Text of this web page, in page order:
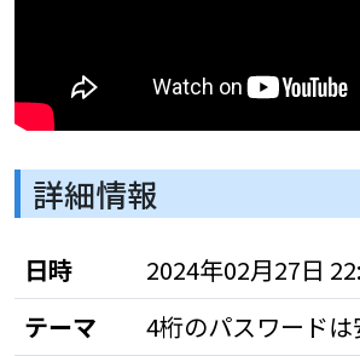
詳細情報
日時
2024年02月27日
テーマ
4桁のパスワードは